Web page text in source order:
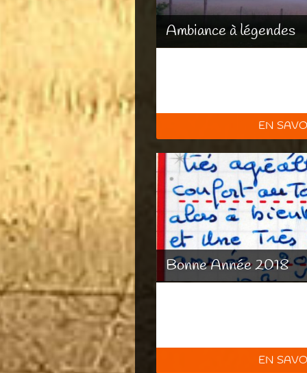
Ambiance à légendes
EN
Bonne Année 2018
EN